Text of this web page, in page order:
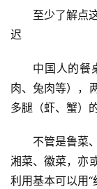
至少了解点
迟
中国人的餐
肉、兔肉等），
多腿（虾、蟹）
不管是鲁菜
湘菜、徽菜，亦
利用基本可以用“